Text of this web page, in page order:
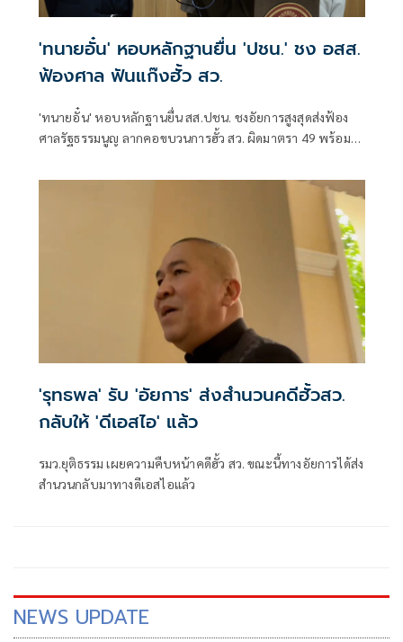
'ทนายอั๋น' หอบหลักฐานยื่น 'ปชน.' ชง อสส.
ฟ้องศาล ฟันแก๊งฮั้ว สว.
'ทนายอั๋น' หอบหลักฐานยื่น สส.ปชน. ชงอัยการสูงสุดส่งฟ้อง
ศาลรัฐธรรมนูญ ลากคอขบวนการฮั้ว สว. ผิดมาตรา 49 พร้อม
'รุทธพล' รับ 'อัยการ' ส่งสำนวนคดีฮั้วสว.
กลับให้ 'ดีเอสไอ' แล้ว
รมว.ยุติธรรม เผยความคืบหน้าคดีฮั้ว สว. ขณะนี้ทางอัยการได้ส่ง
สำนวนกลับมาทางดีเอสไอแล้ว
NEWS UPDATE